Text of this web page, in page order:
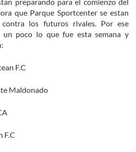
que Parque Sportcenter se estan
contra los futuros rivales. Por ese
un poco lo que fue esta semana y
F.C
Maldonado
F.C